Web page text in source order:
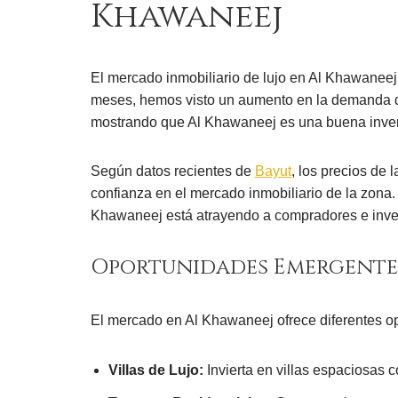
Khawaneej
El mercado inmobiliario de lujo en Al
meses, hemos visto un aumento en la
mostrando que Al Khawaneej es una buena
Según datos recientes de Bayut, los precios de
confianza en el mercado inmobiliario de la
Khawaneej está atrayendo a compradores e
Oportunidades
El mercado en Al Khawaneej ofrece diferentes
Villas de Lujo: Invierta en villas espaciosas